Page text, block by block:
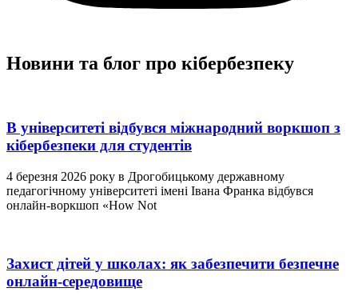
Новини та блог про кібербезпеку
В університеті відбувся міжнародний воркшоп з
кібербезпеки для студентів
4 березня 2026 року в Дрогобицькому державному
педагогічному університеті імені Івана Франка відбувся
онлайн-воркшоп «How Not
Захист дітей у школах: як забезпечити безпечне
онлайн-середовище